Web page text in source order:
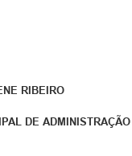
RIBEIRO
DE ADMINISTRAÇÃO